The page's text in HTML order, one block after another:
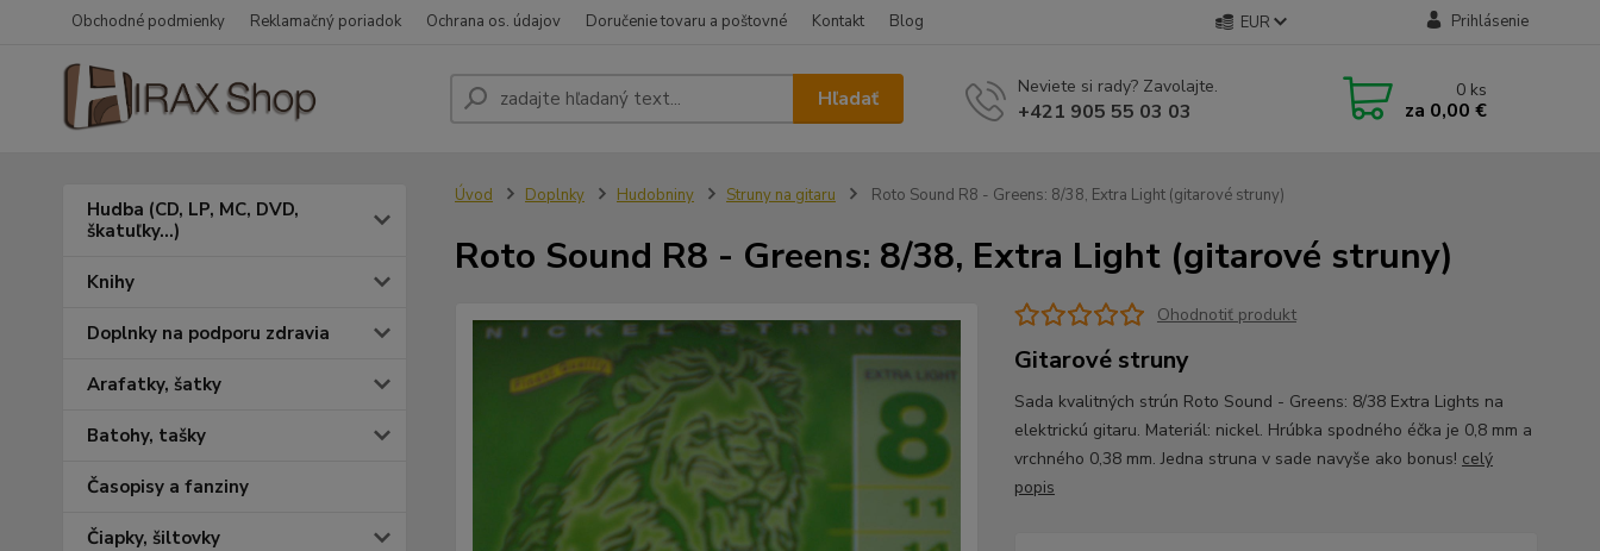
Obchodné podmienky Reklamačný poriadok Ochrana os. údajov Doručenie tovaru a poštovné Kontakt Blog EUR Prihlásenie
Hľadať Neviete si rady? Zavolajte.
+421 905 55 03 03
0 ks
za 0,00 €
Hudba (CD, LP, MC, DVD,
škatuľky...)
Knihy
Doplnky na podporu zdravia
Arafatky, šatky
Batohy, tašky
Časopisy a fanziny
Čiapky, šiltovky
Úvod Doplnky Hudobniny Struny na gitaru Roto Sound R8 - Greens: 8/38, Extra Light (gitarové struny)
Roto Sound R8 - Greens: 8/38, Extra Light (gitarové struny)
Ohodnotiť produkt
Gitarové struny
Sada kvalitných strún Roto Sound - Greens: 8/38 Extra Lights na
elektrickú gitaru. Materiál: nickel. Hrúbka spodného éčka je 0,8 mm a
vrchného 0,38 mm. Jedna struna v sade navyše ako bonus! celý
popis